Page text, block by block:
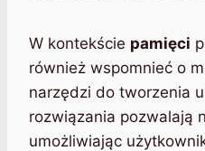
W kontekście pamięci
również wspomnieć o
narzędzi do tworzenia
rozwiązania pozwalają
umożliwiając